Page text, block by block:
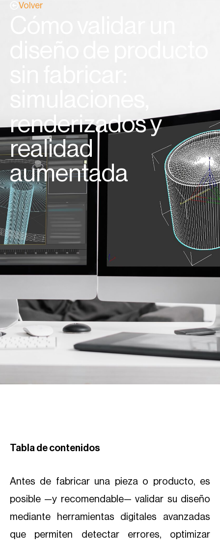
Volver
renderizados y
realidad
aumentada
Tabla de contenidos
Antes de fabricar una pieza o producto, es
posible —y recomendable— validar su diseño
mediante herramientas digitales avanzadas
que permiten detectar errores, optimizar